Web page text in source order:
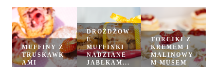
MUFFINY Z
TRUSKAWK
AMI
DROŻDŻOW
E
MUFFINKI
NADZIANE
JABŁKAM...
TORCIKI Z
KREMEM I
MALINOWY
M MUSEM